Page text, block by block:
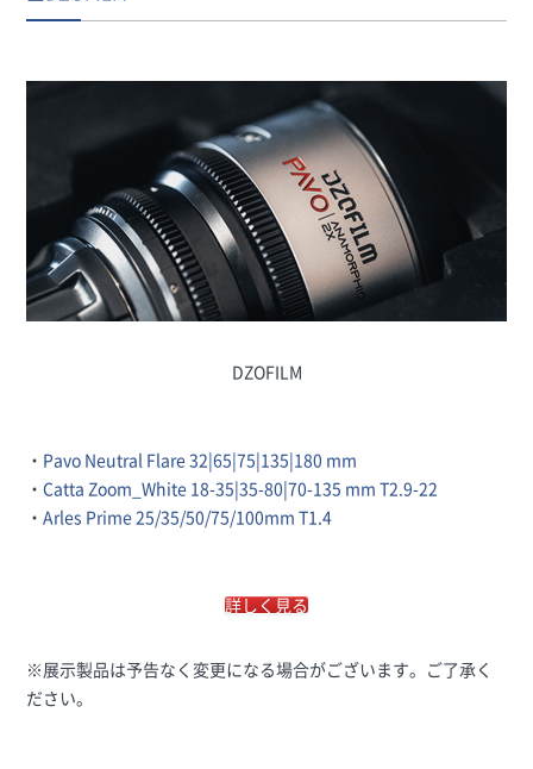
DZOFILM
・ Pavo Neutral Flare 32|65|75|135|180 mm
・Catta Zoom_White 18-35|35-80|70-135 mm T2.9-22
・Arles Prime 25/35/50/75/100mm T1.4
詳しく見る
※展示製品は予告なく変更になる場合がございます。ご了承く
ださい。